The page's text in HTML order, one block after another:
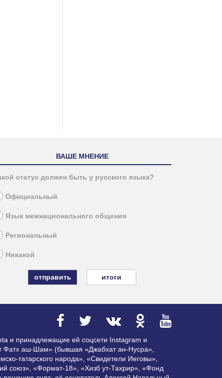
ВАШЕ МНЕНИЕ
статус должен быть у русского языка?
Официальный
Язык межнационального общения
Региональный
Никакой
итоги
и принадлежащие ей соцсети Instagram и
Фатх аш-Шам» (бывшая «Джабхат ан-Нусра»,
татарского народа», «Свидетели Иеговы»,
союз», «Формат-18», «Хизб ут-Тахрир», «Фонд